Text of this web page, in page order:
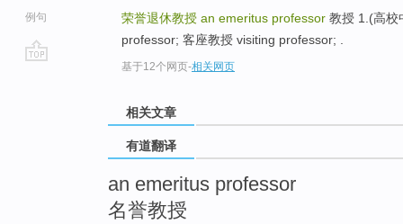
例句
荣誉退休教授 an emeritus professor 教授 1.(高校
professor; 客座教授 visiting professor; .
基于12个网页-相关网页
相关文章
有道翻译
an emeritus professor
名誉教授